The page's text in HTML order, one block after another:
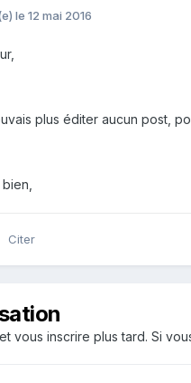
le 12 mai 2016
plus éditer aucun post,
Citer
vous inscrire plus tard. Si